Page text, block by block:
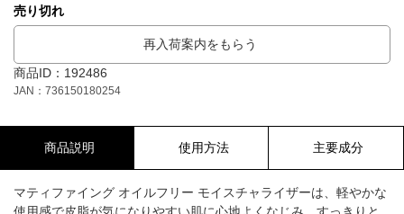
売り切れ
再入荷案内をもらう
商品ID：192486
JAN：736150180254
商品説明 使用方法 主要成分
マティファイング オイルフリー モイスチャライザーは、軽やかな